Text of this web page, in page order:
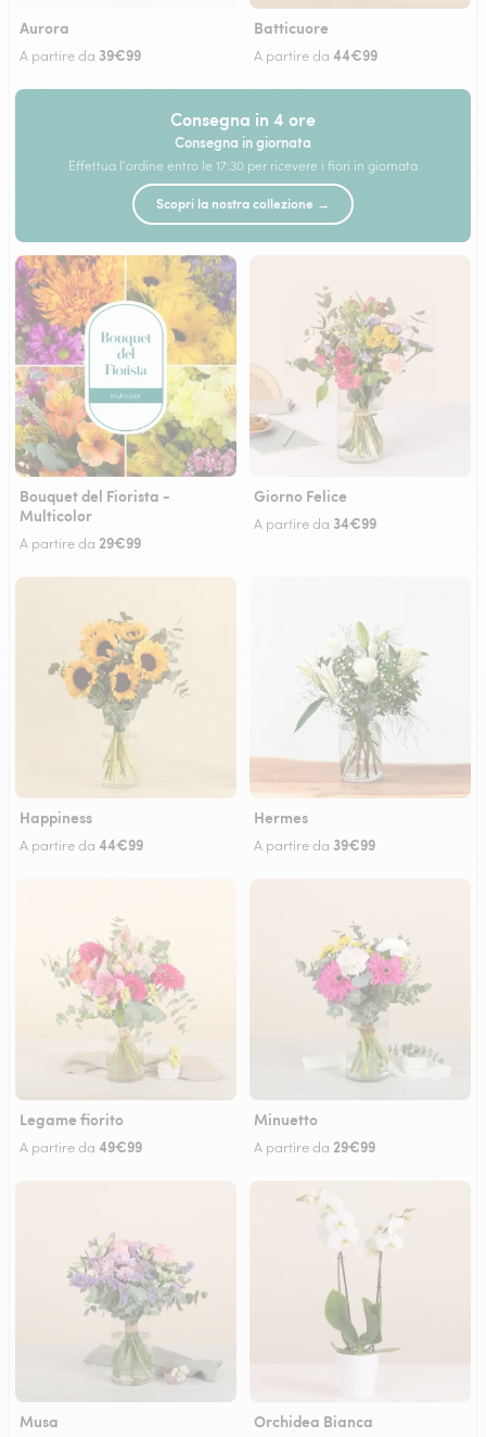
Aurora
A partire da 39€99
Batticuore
A partire da 44€99
Consegna in 4 ore
Consegna in giornata
Effettua l'ordine entro le 17:30 per ricevere i fiori in giornata
Scopri la nostra collezione →
Bouquet del Fiorista -
Multicolor
A partire da 29€99
Giorno Felice
A partire da 34€99
Happiness
A partire da 44€99
Hermes
A partire da 39€99
Legame fiorito
A partire da 49€99
Minuetto
A partire da 29€99
Musa Orchidea Bianca